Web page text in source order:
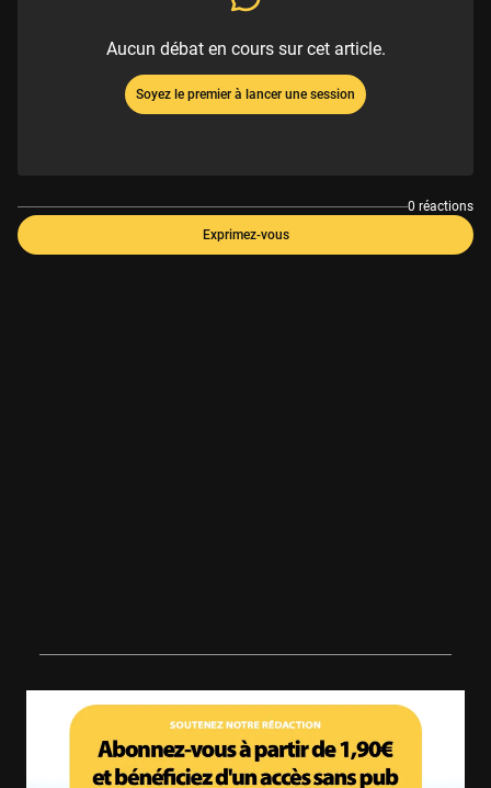
Aucun débat en cours sur cet article.
Soyez le premier à lancer une session
0 réactions
Exprimez-vous